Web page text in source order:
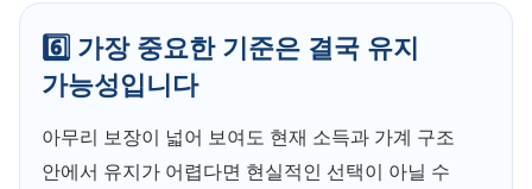
6️⃣ 가장 중요한 기준은 결국 유지
가능성입니다
아무리 보장이 넓어 보여도 현재 소득과 가계 구조
안에서 유지가 어렵다면 현실적인 선택이 아닐 수